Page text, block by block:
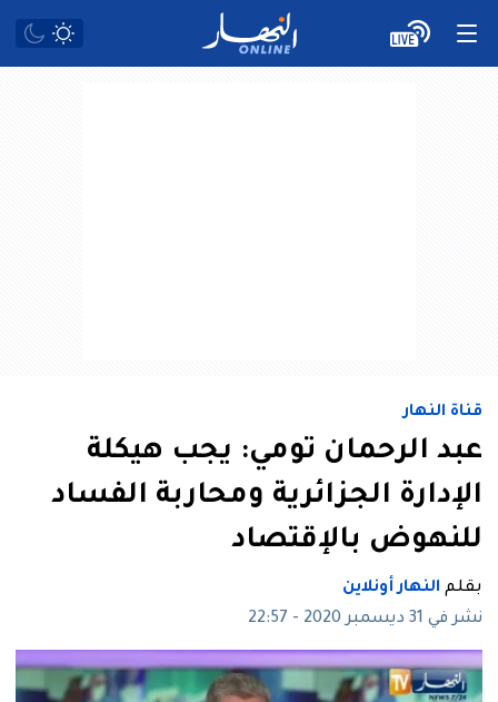
قناة النهار
عبد الرحمان تومي: يجب هيكلة
الإدارة الجزائرية ومحاربة الفساد
للنهوض بالإقتصاد
بقلم النهار أونلاين
نشر في 31 ديسمبر 2020 - 22:57